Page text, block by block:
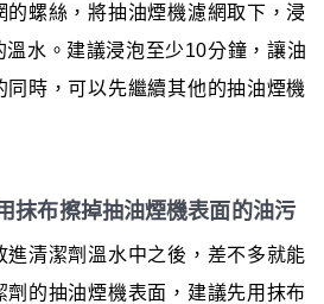
的螺絲，將抽油煙機濾網取下，浸
水。建議浸泡至少10分鐘，讓油
時，可以先繼續其他的抽油煙機
抹布擦掉抽油煙機表面的油污
清潔劑溫水中之後，差不多就能
劑的抽油煙機表面，建議先用抹布